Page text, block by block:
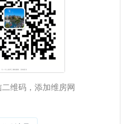
维码，添加维房网